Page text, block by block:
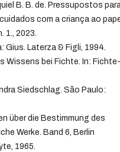
B. B. de. Pressupostos
com a criança ao
1., 2023.
Gius. Laterza & Figli, 1994.
Wissens bei Fichte. In: Fichte-
Siedschlag. São Paulo:
über die Bestimmung des
Werke. Band 6, Berlin
1965.